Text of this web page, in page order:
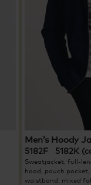
Men’s Hoody
5182F 5182K
Sweatjacket, full-
hood, pouch
waistband, mixed